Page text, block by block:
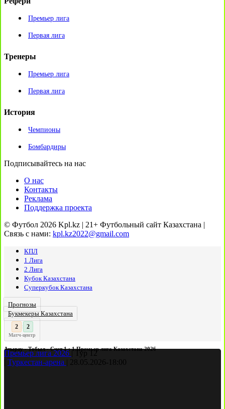
Премьер лига
Первая лига
Тренеры
Премьер лига
Первая лига
История
Чемпионы
Бомбардиры
Подписывайтесь на нас
О нас
Контакты
Реклама
Поддержка проекта
© Футбол 2026 Kpl.kz | 21+ Футбольный сайт Казахстана |
Связь с нами: kpl.kz2022@gmail.com
КПЛ
1 Лига
2 Лига
Кубок Казахстана
Суперкубок Казахстана
Прогнозы
Букмекеры Казахстана
3 : 2
Матч-центр
Атырау - Тобыл - Счет 1 : 1 Премьер лига Казахстана 2026
Премьер лига 2026
Тур 12
Туркестан-арена 28.05.2026- 18:00